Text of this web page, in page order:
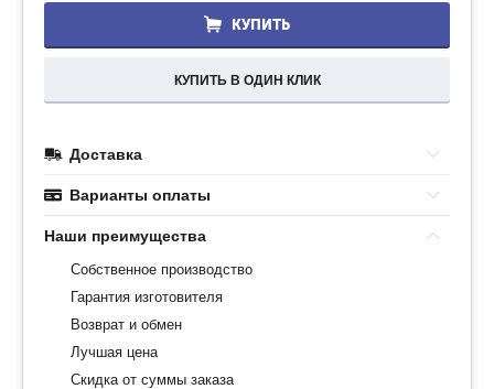
КУПИТЬ
КУПИТЬ В ОДИН КЛИК
Доставка
Варианты оплаты
Наши преимущества
Собственное производство
Гарантия изготовителя
Возврат и обмен
Лучшая цена
Скидка от суммы заказа